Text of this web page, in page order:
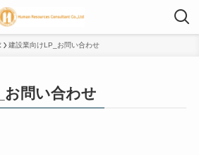
建設業向けLP_お問い合わせ
お問い合わせ